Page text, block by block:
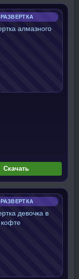
РАЗВЕРТКА
Скачать
РАЗВЕРТКА